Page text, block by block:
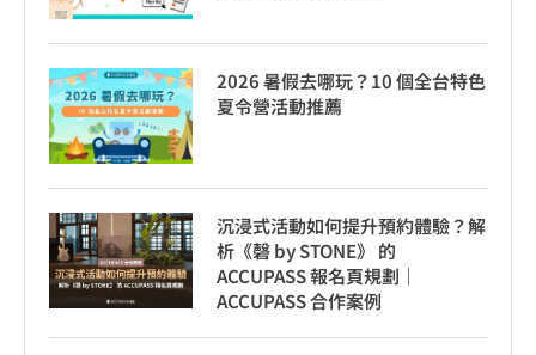
2026 暑假去哪玩？10 個全台特色
夏令營活動推薦
沉浸式活動如何提升預約體驗？解
析《磬 by STONE》 的
ACCUPASS 報名頁規劃｜
ACCUPASS 合作案例